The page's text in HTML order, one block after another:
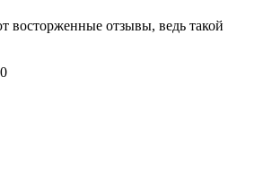
восторженные отзывы, ведь такой